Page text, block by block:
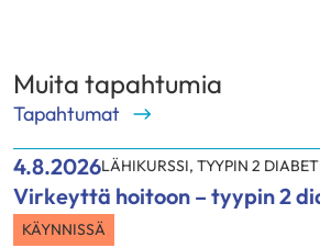
Muita tapahtumia
Tapahtumat
4.8.2026LÄHIKURSSI, TYYPIN 2
Virkeyttä hoitoon – tyypin 2
KÄYNNISSÄ